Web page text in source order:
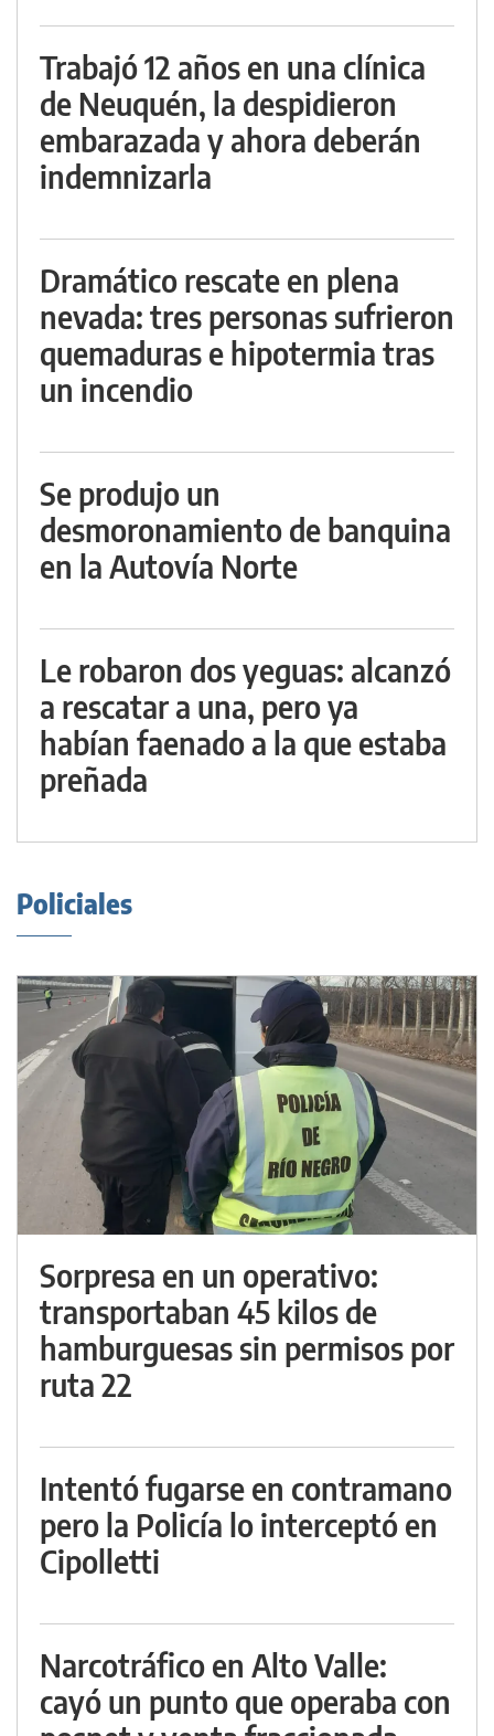
Trabajó 12 años en una clínica
de Neuquén, la despidieron
embarazada y ahora deberán
indemnizarla
Dramático rescate en plena
nevada: tres personas sufrieron
quemaduras e hipotermia tras
un incendio
Se produjo un
desmoronamiento de banquina
en la Autovía Norte
Le robaron dos yeguas: alcanzó
a rescatar a una, pero ya
habían faenado a la que estaba
preñada
Policiales
Sorpresa en un operativo:
transportaban 45 kilos de
hamburguesas sin permisos por
ruta 22
Intentó fugarse en contramano
pero la Policía lo interceptó en
Cipolletti
Narcotráfico en Alto Valle:
cayó un punto que operaba con